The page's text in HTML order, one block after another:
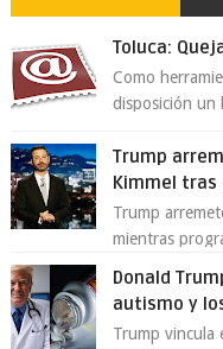
Toluca:
Como
disposición un
Trump
Kimmel tras
Trump
mientras
Donald
autismo y
Trump vincula